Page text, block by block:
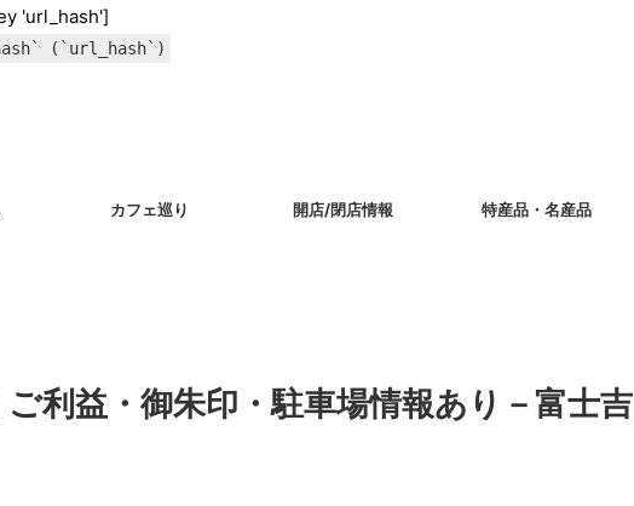
'url_hash']
(`url_hash`)
カフェ巡り 開店/閉店情報 特産品・名産品
利益・御朱印・駐車場情報あり－富士吉